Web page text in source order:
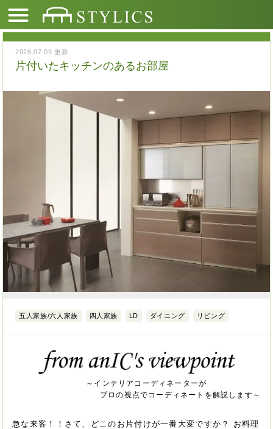
2026.07.09 更新
片付いたキッチンのあるお部屋
五人家族/六人家族 四人家族 LD ダイニング リビング
～インテリアコーディネーターが
プロの視点でコーディネートを解説します～
急な来客！！さて、どこのお片付けが一番大変ですか？ お料理